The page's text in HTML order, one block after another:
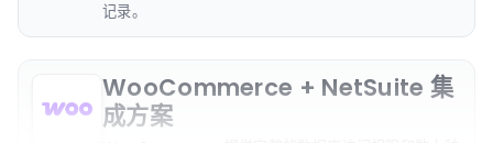
记录。
WooCommerce + NetSuite 集
成方案